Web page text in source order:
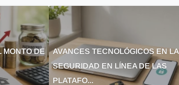
MONTO DE
AVANCES TECNOLÓGICOS EN LA
SEGURIDAD EN LÍNEA DE LAS
PLATAFO...